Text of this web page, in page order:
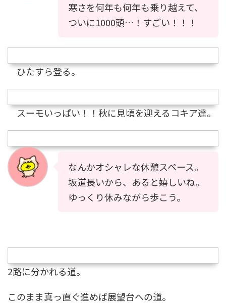
寒さを何年も何年も乗り越えて、
ついに1000頭…！すごい！！！
ひたすら登る。
スーモいっぱい！！秋に見頃を迎えるコキア達。
なんかオシャレな休憩スペース。
坂道長いから、あると嬉しいね。
ゆっくり休みながら歩こう。
2路に分かれる道。
このまま真っ直ぐ進めば展望台への道。